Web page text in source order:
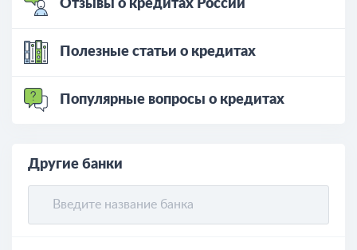
Отзывы о кредитах России
Полезные статьи о кредитах
Популярные вопросы о кредитах
Другие банки